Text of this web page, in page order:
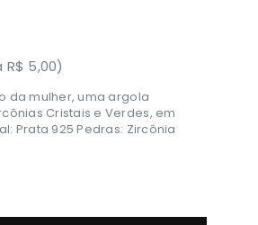
5,00)
da mulher, uma argola
Cristais e Verdes, em
Prata 925 Pedras: Zircônia